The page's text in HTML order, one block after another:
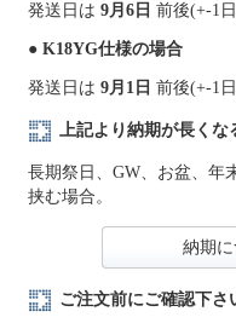
発送日は 9月6日 前後(+-1
● K18YG仕様の場合
発送日は 9月1日 前後(+-1
上記より納期が長くな
長期祭日、GW、お盆、年
挟む場合。
納期
ご注文前にご確認下さ